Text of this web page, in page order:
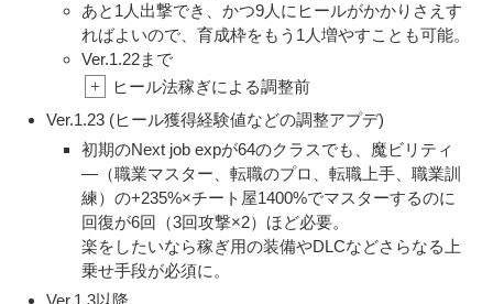
あと1人出撃でき、かつ9人にヒールがかかりさえす
ればよいので、育成枠をもう1人増やすことも可能。
Ver.1.22まで
+
ヒール法稼ぎによる調整前
Ver.1.23 (ヒール獲得経験値などの調整アプデ)
初期のNext job expが64のクラスでも、魔ビリティ
―（職業マスター、転職のプロ、転職上手、職業訓
練）の+235%×チート屋1400%でマスターするのに
回復が6回（3回攻撃×2）ほど必要。
楽をしたいなら稼ぎ用の装備やDLCなどさらなる上
乗せ手段が必須に。
Ver.1.3以降